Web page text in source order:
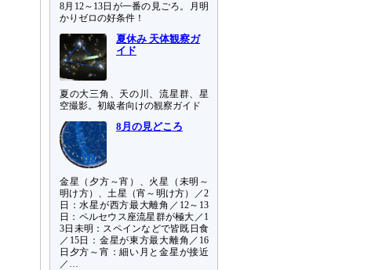
8月12～13日が一番の見ごろ。月明
かりゼロの好条件！
夏休み 天体観察ガ
イド
夏の大三角、天の川、流星群、星
空撮影。初級者向けの観察ガイド
8月の見どころ
金星（夕方～宵）、火星（未明～
明け方）、土星（宵～明け方）／2
日：水星が西方最大離角／12～13
日：ペルセウス座流星群が極大／1
3日未明：スペインなどで皆既日食
／15日：金星が東方最大離角／16
日夕方～宵：細い月と金星が接近
／…